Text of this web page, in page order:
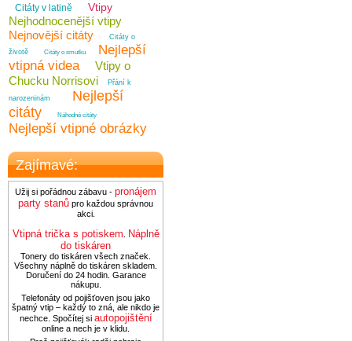
Citáty v latině Vtipy
Nejhodnocenější vtipy
Nejnovější citáty
Citáty o
životě
Citáty o smutku
Nejlepší
vtipná videa
Vtipy o
Chucku Norrisovi
Přání k
narozeninám
Nejlepší
citáty
Náhodné citáty
Nejlepší vtipné obrázky
Zajímavé:
Užij si pořádnou zábavu - pronájem
party stanů pro každou správnou
akci.
Vtipná trička s potiskem Náplně
do tiskáren
Tonery do tiskáren všech značek.
Všechny náplně do tiskáren skladem.
Doručení do 24 hodin. Garance
nákupu.
Telefonáty od pojišťoven jsou jako
špatný vtip – každý to zná, ale nikdo je
nechce. Spočítej si autopojištění
online a nech je v klidu.